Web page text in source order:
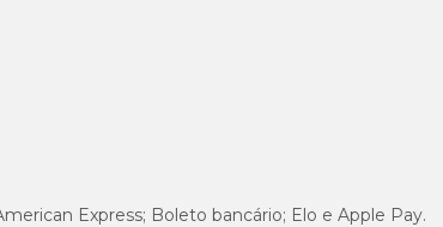
Express; Boleto bancário; Elo e Apple Pay.